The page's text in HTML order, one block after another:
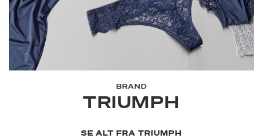
BRAND
TRIUMPH
SE ALT FRA TRIUMPH